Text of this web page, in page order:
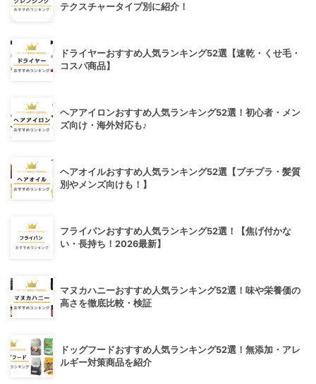
テクスチャータイプ別に紹介！
ドライヤーおすすめ人気ランキング52選【速乾・くせ毛・
コスパ商品】
ヘアアイロンおすすめ人気ランキング52選！初心者・メン
ズ向け・海外対応も♪
ヘアオイルおすすめ人気ランキング52選【プチプラ・髪質
別やメンズ向けも！】
フライパンおすすめ人気ランキング52選！【焦げ付かな
い・長持ち！2026最新】
マヌカハニーおすすめ人気ランキング52選！味や栄養価の
高さを徹底比較・検証
ドッグフードおすすめ人気ランキング52選！無添加・アレ
ルギー対策商品を紹介